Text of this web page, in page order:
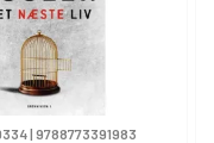
| 9788773391983